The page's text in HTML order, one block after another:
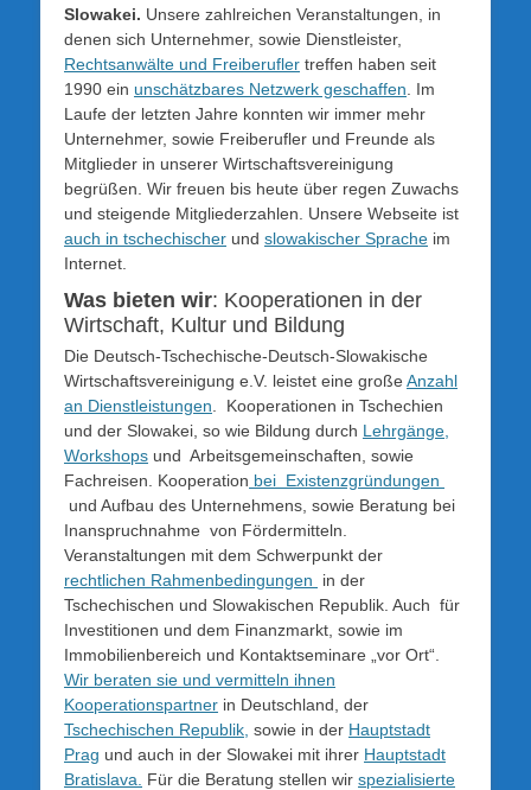
Slowakei. Unsere zahlreichen Veranstaltungen, in
denen sich Unternehmer, sowie Dienstleister,
Rechtsanwälte und Freiberufler treffen haben seit
1990 ein unschätzbares Netzwerk geschaffen . Im
Laufe der letzten Jahre konnten wir immer mehr
Unternehmer, sowie Freiberufler und Freunde als
Mitglieder in unserer Wirtschaftsvereinigung
begrüßen. Wir freuen bis heute über regen Zuwachs
und steigende Mitgliederzahlen. Unsere Webseite ist
auch in tschechischer und slowakischer Sprache im
Internet.
Was bieten wir: Kooperationen in der
Wirtschaft, Kultur und Bildung
Die Deutsch-Tschechische-Deutsch-Slowakische
Wirtschaftsvereinigung e.V. leistet eine große Anzahl
an Dienstleistungen . Kooperationen in Tschechien
und der Slowakei, so wie Bildung durch Lehrgänge,
Workshops und Arbeitsgemeinschaften, sowie
Fachreisen. Kooperation bei Existenzgründungen
und Aufbau des Unternehmens, sowie Beratung bei
Inanspruchnahme von Fördermitteln.
Veranstaltungen mit dem Schwerpunkt der
rechtlichen Rahmenbedingungen
in der
Tschechischen und Slowakischen Republik. Auch für
Investitionen und dem Finanzmarkt, sowie im
Immobilienbereich und Kontaktseminare „vor Ort“.
Wir beraten sie und vermitteln ihnen
Kooperationspartner in Deutschland, der
Tschechischen Republik, sowie in der Hauptstadt
Prag und auch in der Slowakei mit ihrer Hauptstadt
Bratislava
Für die Beratung stellen wir spezialisierte